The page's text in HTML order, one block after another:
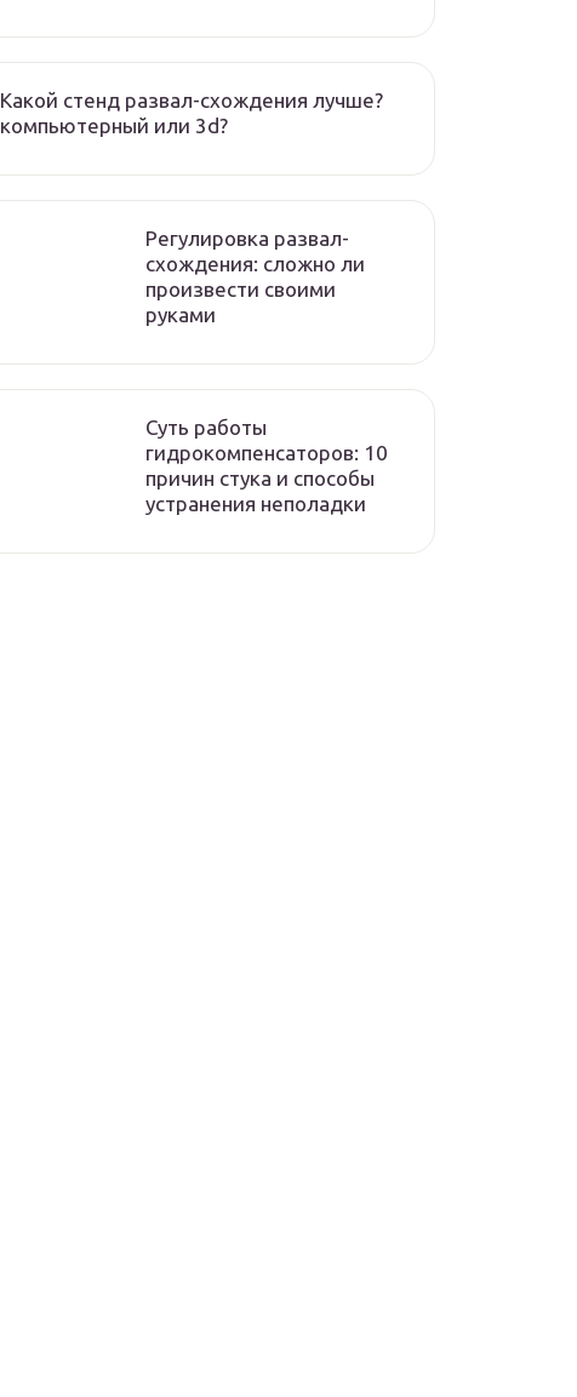
Какой стенд развал-схождения лучше?
компьютерный или 3d?
Регулировка развал-
схождения: сложно ли
произвести своими
руками
Суть работы
гидрокомпенсаторов: 10
причин стука и способы
устранения неполадки